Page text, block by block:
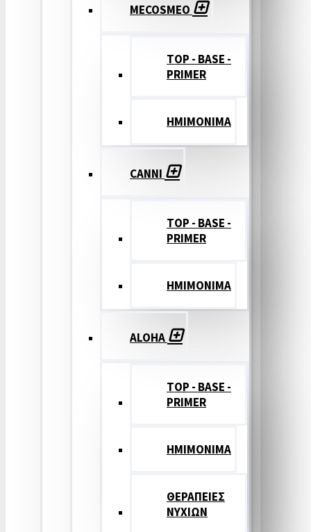
MECOSMEO
TOP - BASE -
PRIMER
ΗΜΙΜΟΝΙΜΑ
CANNI
TOP - BASE -
PRIMER
ΗΜΙΜΟΝΙΜΑ
ALOHA
TOP - BASE -
PRIMER
ΗΜΙΜΟΝΙΜΑ
ΘΕΡΑΠΕΙΕΣ
ΝΥΧΙΩΝ